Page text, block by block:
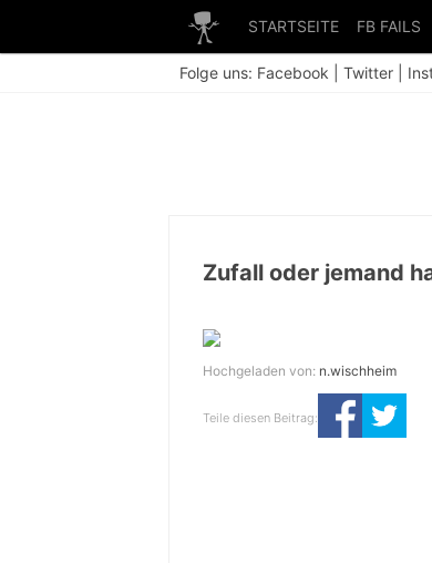
STARTSEITE FB FAILS
Folge uns: Facebook Twitter
Zufall oder jemand
Hochgeladen von: n.wischheim
Teile diesen Beitrag: